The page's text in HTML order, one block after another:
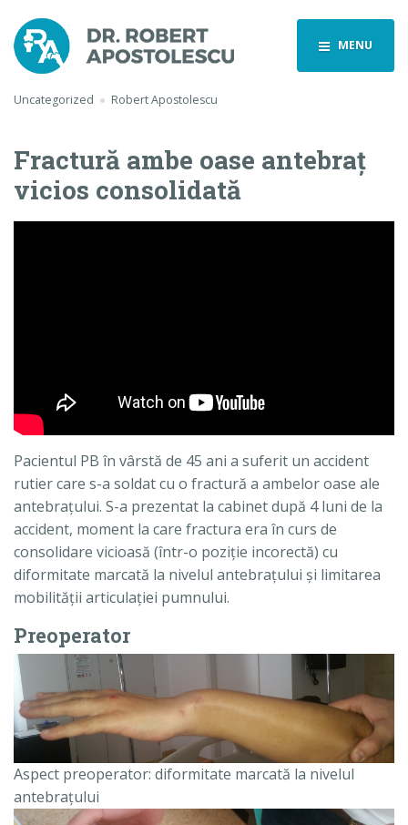
MENU
Uncategorized Robert Apostolescu
Fractură ambe oase antebraţ
vicios consolidată
Pacientul PB în vârstă de 45 ani a suferit un accident
rutier care s-a soldat cu o fractură a ambelor oase ale
antebraţului. S-a prezentat la cabinet după 4 luni de la
accident, moment la care fractura era în curs de
consolidare vicioasă (într-o poziţie incorectă) cu
diformitate marcată la nivelul antebraţului şi limitarea
mobilităţii articulaţiei pumnului.
Preoperator
Aspect preoperator: diformitate marcată la nivelul
antebraţului